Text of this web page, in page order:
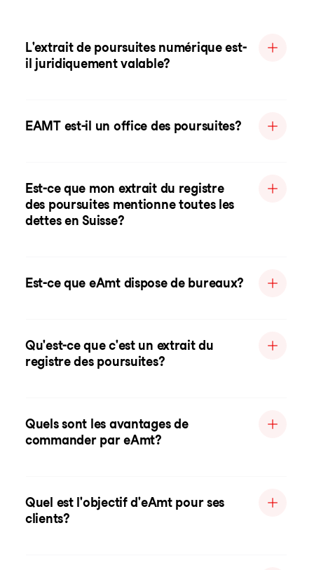
L'extrait de poursuites numérique est-
il juridiquement valable?
EAMT est-il un office des poursuites?
Est-ce que mon extrait du registre
des poursuites mentionne toutes les
dettes en Suisse?
Est-ce que eAmt dispose de bureaux?
Qu'est-ce que c'est un extrait du
registre des poursuites?
Quels sont les avantages de
commander par eAmt?
Quel est l'objectif d'eAmt pour ses
clients?